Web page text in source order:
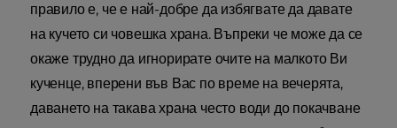
правило е, че е най-добре да избягвате да давате
на кучето си човешка храна. Въпреки че може да се
окаже трудно да игнорирате очите на малкото Ви
кученце, вперени във Вас по време на вечерята,
даването на такава храна често води до покачване